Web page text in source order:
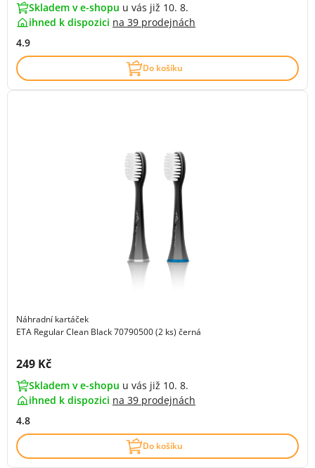
Skladem v e-shopu u vás již 10. 8.
ihned k dispozici na 39 prodejnách
4.9
Do košíku
Náhradní kartáček
ETA Regular Clean Black 70790500 (2 ks) černá
Cena s DPH:
249 Kč
Skladem v e-shopu u vás již 10. 8.
ihned k dispozici na 39 prodejnách
4.8
Do košíku